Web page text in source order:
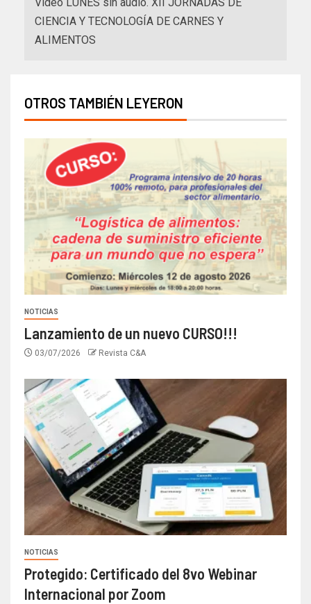
CIENCIA Y TECNOLOGÍA DE CARNES Y
ALIMENTOS
OTROS TAMBIÉN LEYERON
NOTICIAS
Lanzamiento de un nuevo CURSO!!!
03/07/2026 Revista C&A
NOTICIAS
Protegido: Certificado del 8vo Webinar
Internacional por Zoom